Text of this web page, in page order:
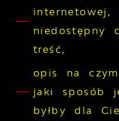
niedostępny
treść,
opis na
jaki sposób
byłby dla